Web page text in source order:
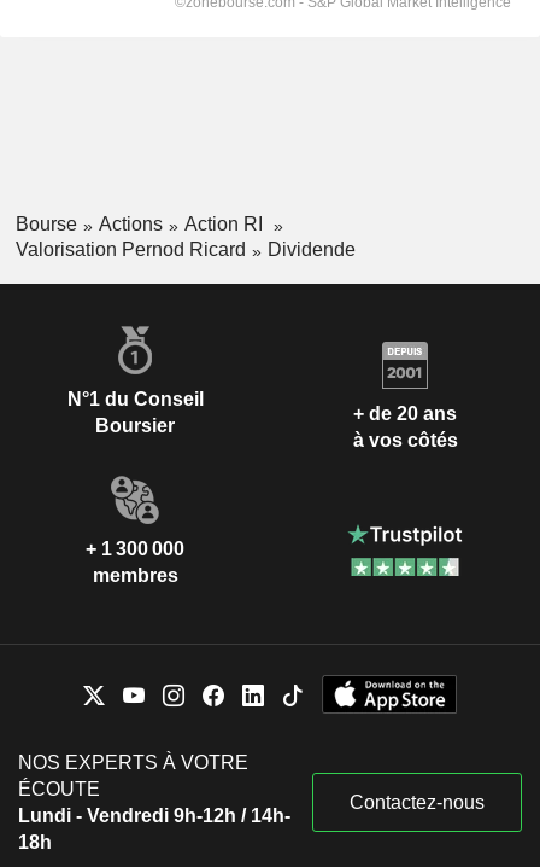
Bourse Actions
Action RI
Valorisation Pernod Ricard
Dividende
N°1 du Conseil
Boursier
+ de 20 ans
à vos côtés
+ 1 300 000
membres
NOS EXPERTS À VOTRE
ÉCOUTE
Lundi - Vendredi 9h-12h / 14h-
18h
Contactez-nous